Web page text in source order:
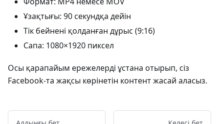
Ұзақтығы: 90 секундқа дейін
Тік бейнені қолданған дұрыс (9:16)
Сапа: 1080×1920 пиксел
Осы қарапайым ережелерді ұстана отырып, сіз
Facebook-та жақсы көрінетін контент жасай аласыз.